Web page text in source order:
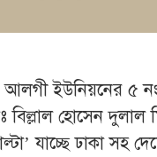
ইউনিয়নের ৫ নং
বিল্লাল হোসেন
যাচ্ছে ঢাকা সহ